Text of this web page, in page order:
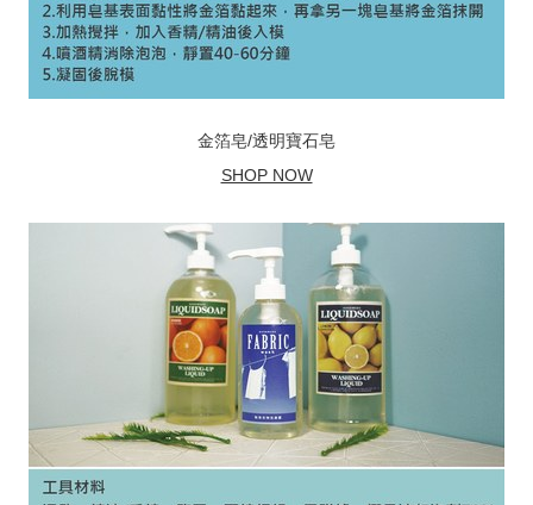
金箔皂/透明寶石皂
SHOP NOW